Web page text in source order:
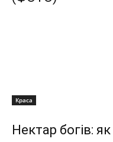
Краса
Нектар богів: